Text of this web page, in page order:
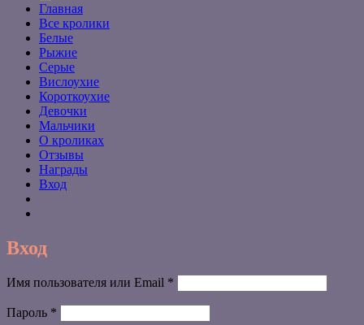
Главная
Все кролики
Белые
Рыжие
Серые
Вислоухие
Короткоухие
Девочки
Мальчики
О кроликах
Отзывы
Награды
Вход
Вход
Имя пользователя или Email *
Пароль *